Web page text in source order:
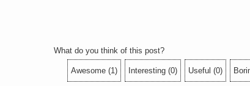
What do you think of this post?
Awesome (1) Interesting (0) Useful (0)